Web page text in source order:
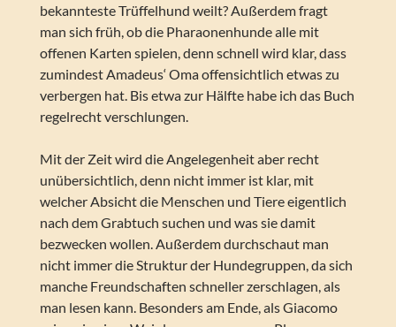
bekannteste Trüffelhund weilt? Außerdem fragt
man sich früh, ob die Pharaonenhunde alle mit
offenen Karten spielen, denn schnell wird klar, dass
zumindest Amadeus‘ Oma offensichtlich etwas zu
verbergen hat. Bis etwa zur Hälfte habe ich das Buch
regelrecht verschlungen.
Mit der Zeit wird die Angelegenheit aber recht
unübersichtlich, denn nicht immer ist klar, mit
welcher Absicht die Menschen und Tiere eigentlich
nach dem Grabtuch suchen und was sie damit
bezwecken wollen. Außerdem durchschaut man
nicht immer die Struktur der Hundegruppen, da sich
manche Freundschaften schneller zerschlagen, als
man lesen kann. Besonders am Ende, als Giacomo